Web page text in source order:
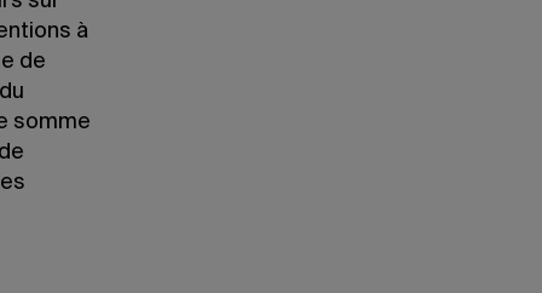
à
de
somme